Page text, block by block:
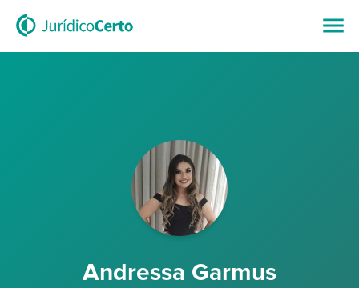
Andressa Garmus